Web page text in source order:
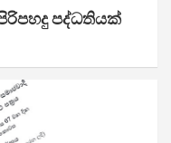
පද්ධතියක්